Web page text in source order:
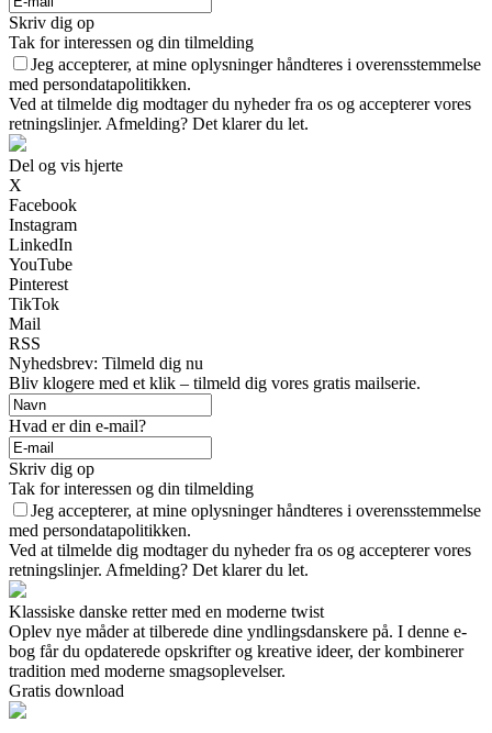
Skriv dig op
Tak for interessen og din tilmelding
Jeg accepterer, at mine oplysninger håndteres i overensstemmelse
med persondatapolitikken.
Ved at tilmelde dig modtager du nyheder fra os og accepterer vores
retningslinjer. Afmelding? Det klarer du let.
Del og vis hjerte
X
Facebook
Instagram
LinkedIn
YouTube
Pinterest
TikTok
Mail
RSS
Nyhedsbrev: Tilmeld dig nu
Bliv klogere med et klik – tilmeld dig vores gratis mailserie.
Hvad er din e-mail?
Skriv dig op
Tak for interessen og din tilmelding
Jeg accepterer, at mine oplysninger håndteres i overensstemmelse
med persondatapolitikken.
Ved at tilmelde dig modtager du nyheder fra os og accepterer vores
retningslinjer. Afmelding? Det klarer du let.
Klassiske danske retter med en moderne twist
Oplev nye måder at tilberede dine yndlingsdanskere på. I denne e-
bog får du opdaterede opskrifter og kreative ideer, der kombinerer
tradition med moderne smagsoplevelser.
Gratis download